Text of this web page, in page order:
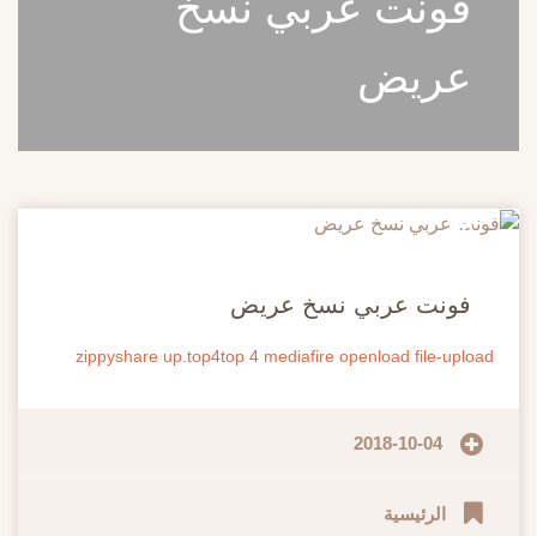
عريض
20
فونت عربي نسخ عريض
zippyshare up.top4top 4 mediafire openload file-upload
2018-10-04
الرئيسية